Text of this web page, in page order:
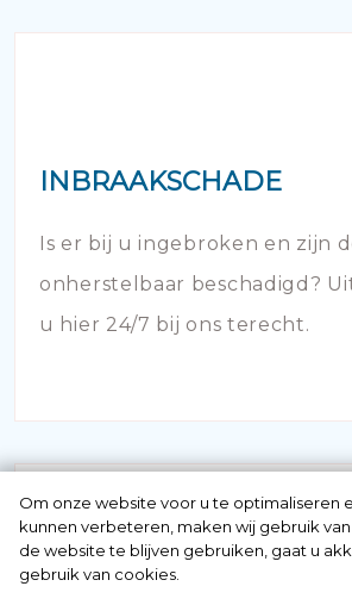
INBRAAKSCHADE
Is er bij u ingebroken en zijn
onherstelbaar beschadigd?
u hier 24/7 bij ons terecht.
Om onze website voor u te optimaliseren
kunnen verbeteren, maken wij gebruik
de website te blijven gebruiken, gaat u
gebruik van cookies.